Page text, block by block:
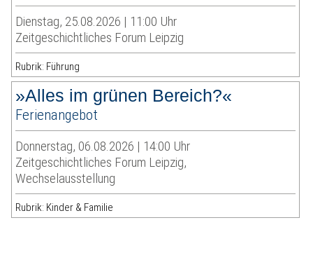
Dienstag, 25.08.2026 | 11:00 Uhr
Zeitgeschichtliches Forum Leipzig
Rubrik: Führung
»Alles im grünen Bereich?«
Ferienangebot
Donnerstag, 06.08.2026 | 14:00 Uhr
Zeitgeschichtliches Forum Leipzig,
Wechselausstellung
Rubrik: Kinder & Familie